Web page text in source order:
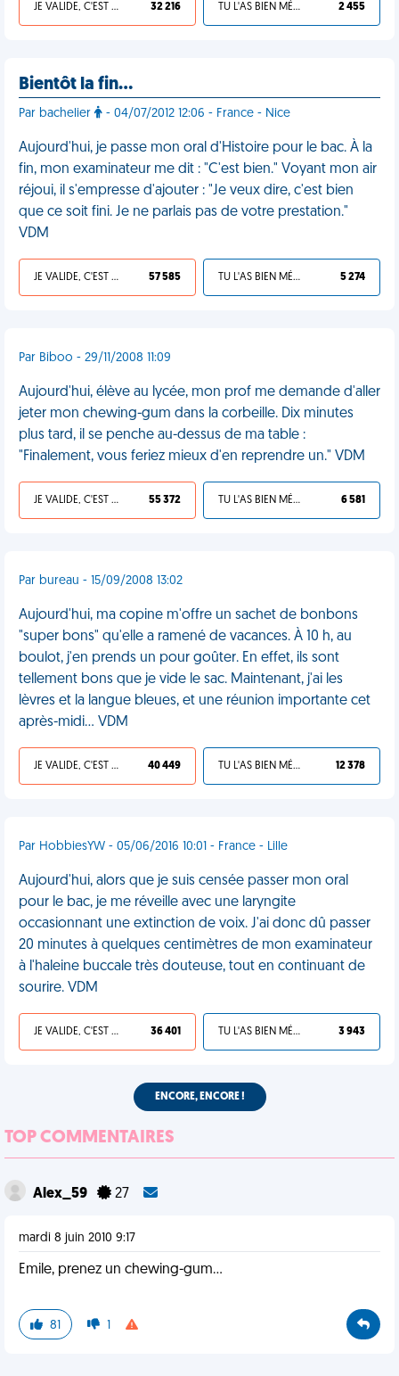
JE VALIDE, C'EST UNE VDM 32 216 TU L'AS BIEN MÉRITÉ 2 455
Bientôt la fin…
Par bachelier - 04/07/2012 12:06 - France - Nice
Aujourd'hui, je passe mon oral d'Histoire pour le bac. À la
fin, mon examinateur me dit : "C'est bien." Voyant mon air
réjoui, il s'empresse d'ajouter : "Je veux dire, c'est bien
que ce soit fini. Je ne parlais pas de votre prestation."
VDM
JE VALIDE, C'EST UNE VDM 57 585 TU L'AS BIEN MÉRITÉ 5 274
Par Biboo - 29/11/2008 11:09
Aujourd'hui, élève au lycée, mon prof me demande d'aller
jeter mon chewing-gum dans la corbeille. Dix minutes
plus tard, il se penche au-dessus de ma table :
"Finalement, vous feriez mieux d'en reprendre un." VDM
JE VALIDE, C'EST UNE VDM 55 372 TU L'AS BIEN MÉRITÉ 6 581
Par bureau - 15/09/2008 13:02
Aujourd'hui, ma copine m'offre un sachet de bonbons
"super bons" qu'elle a ramené de vacances. À 10 h, au
boulot, j'en prends un pour goûter. En effet, ils sont
tellement bons que je vide le sac. Maintenant, j'ai les
lèvres et la langue bleues, et une réunion importante cet
après-midi... VDM
JE VALIDE, C'EST UNE VDM 40 449 TU L'AS BIEN MÉRITÉ 12 378
Par HobbiesYW - 05/06/2016 10:01 - France - Lille
Aujourd'hui, alors que je suis censée passer mon oral
pour le bac, je me réveille avec une laryngite
occasionnant une extinction de voix. J'ai donc dû passer
20 minutes à quelques centimètres de mon examinateur
à l'haleine buccale très douteuse, tout en continuant de
sourire. VDM
JE VALIDE, C'EST UNE VDM 36 401 TU L'AS BIEN MÉRITÉ 3 943
ENCORE, ENCORE !
TOP COMMENTAIRES
Alex_59 27
mardi 8 juin 2010 9:17
Emile, prenez un chewing-gum...
81 1